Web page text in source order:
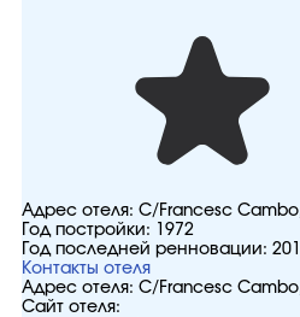
Адрес отеля: С/Francesc
Год постройки:
1972
Год последней ренновации:
Контакты отеля
Адрес отеля: С/Francesc
Сайт отеля: